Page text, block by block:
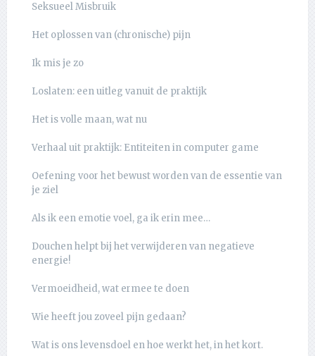
Seksueel Misbruik
Het oplossen van (chronische) pijn
Ik mis je zo
Loslaten: een uitleg vanuit de praktijk
Het is volle maan, wat nu
Verhaal uit praktijk: Entiteiten in computer game
Oefening voor het bewust worden van de essentie van
je ziel
Als ik een emotie voel, ga ik erin mee…
Douchen helpt bij het verwijderen van negatieve
energie!
Vermoeidheid, wat ermee te doen
Wie heeft jou zoveel pijn gedaan?
Wat is ons levensdoel en hoe werkt het, in het kort.